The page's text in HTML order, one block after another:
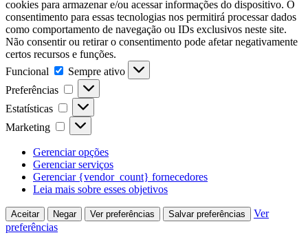
cookies para armazenar e/ou acessar informações do dispositivo. O
consentimento para essas tecnologias nos permitirá processar dados
como comportamento de navegação ou IDs exclusivos neste site.
Não consentir ou retirar o consentimento pode afetar negativamente
certos recursos e funções.
Funcional
Funcional
Sempre ativo
Preferências
Preferências
Estatísticas Estatísticas
Marketing Marketing
Gerenciar opções
Gerenciar serviços
Gerenciar {vendor_count} fornecedores
Leia mais sobre esses objetivos
Aceitar Negar Ver preferências Salvar preferências
Ver
preferências